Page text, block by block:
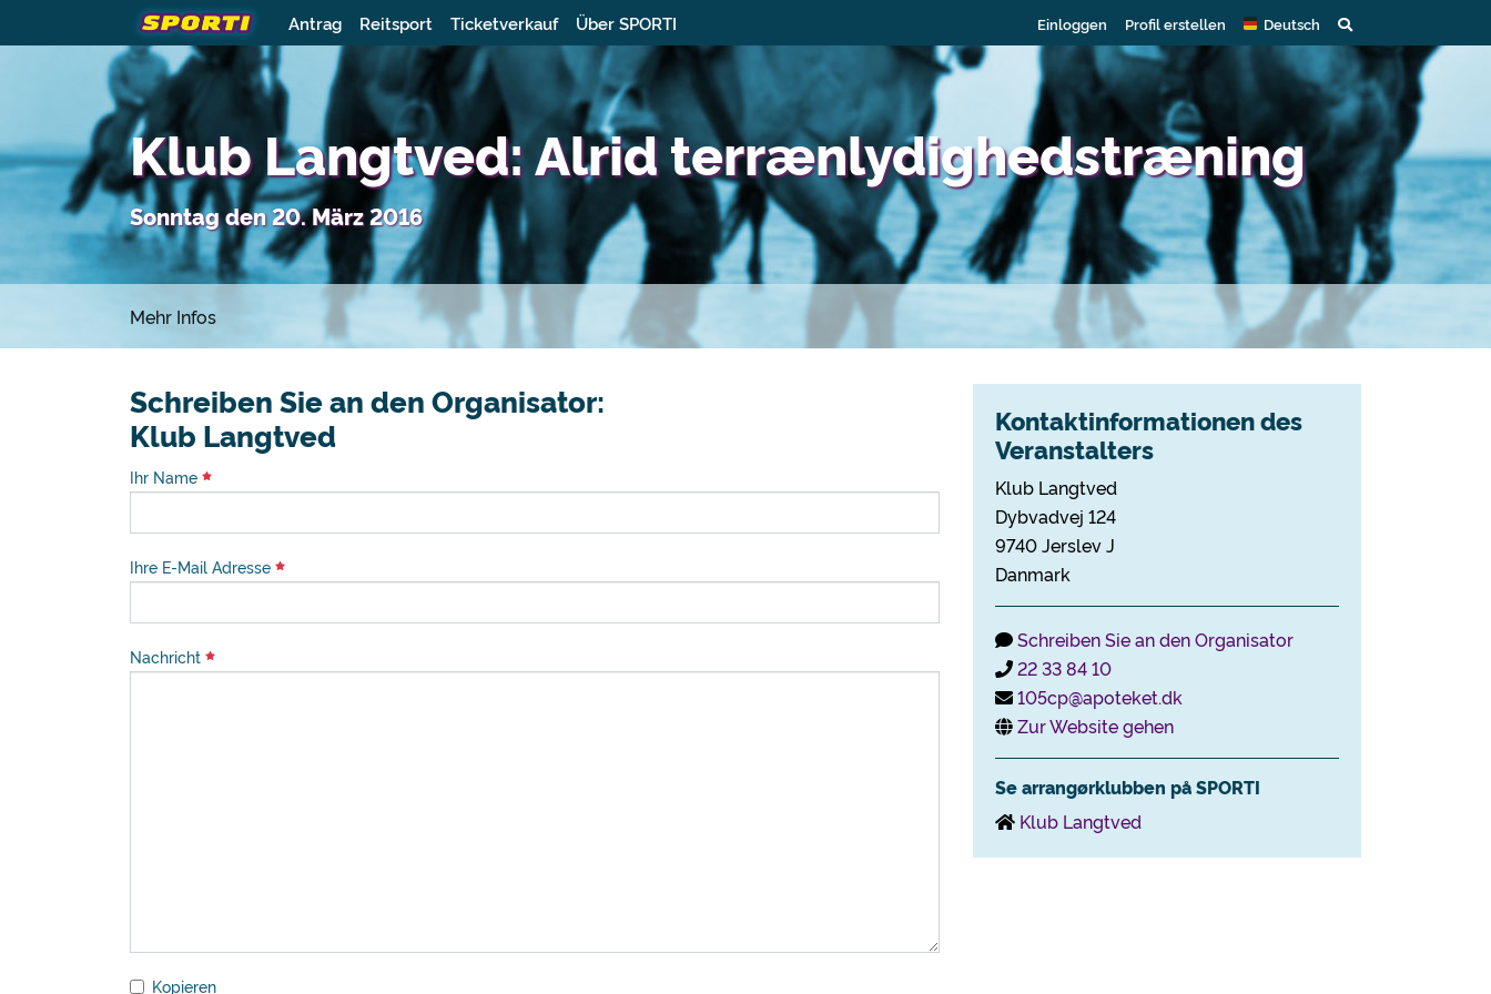
Antrag Reitsport Ticketverkauf Über SPORTI Einloggen Profil erstellen Deutsch
Klub Langtved: Alrid terrænlydighedstræning
Sonntag den 20. März 2016
Mehr Infos
Schreiben Sie an den Organisator:
Klub Langtved
Ihr Name
Ihre E-Mail Adresse
Nachricht
Kopieren
Kontaktinformationen des
Veranstalters
Klub Langtved
Dybvadvej 124
9740 Jerslev J
Danmark
Schreiben Sie an den Organisator
22 33 84 10
105cp@apoteket.dk
Zur Website gehen
Se arrangørklubben på SPORTI
Klub Langtved